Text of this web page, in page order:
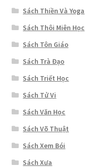
Sách Thiền Và Yoga
Sách Thôi Miên Học
Sách Tôn Giáo
Sách Trà Đạo
Sách Triết Học
Sách Tử Vi
Sách Văn Học
Sách Võ Thuật
Sách Xem Bói
Sách Xưa